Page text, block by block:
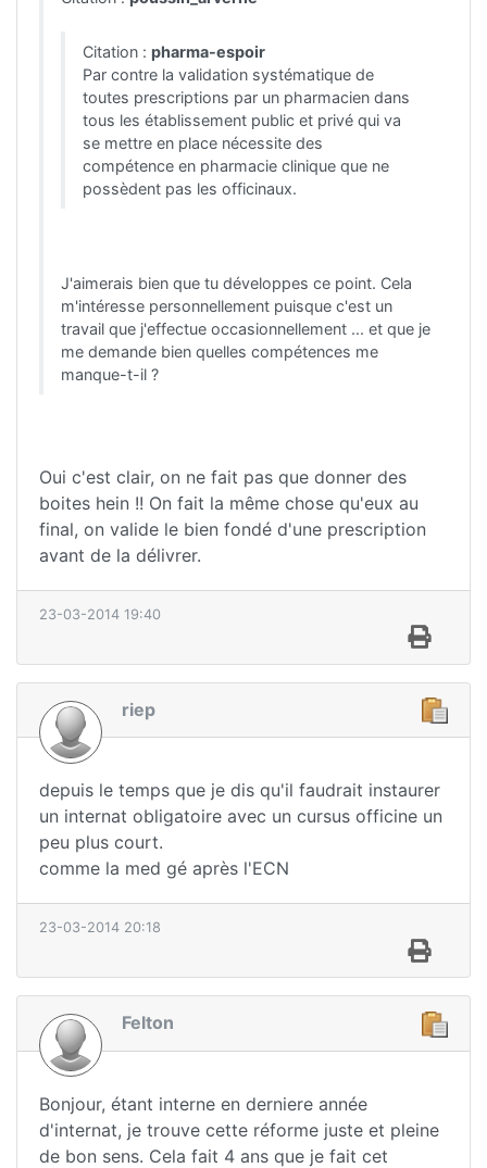
Citation : pharma-espoir
Par contre la validation systématique de
toutes prescriptions par un pharmacien dans
tous les établissement public et privé qui va
se mettre en place nécessite des
compétence en pharmacie clinique que ne
possèdent pas les officinaux.
J'aimerais bien que tu développes ce point. Cela
m'intéresse personnellement puisque c'est un
travail que j'effectue occasionnellement ... et que je
me demande bien quelles compétences me
manque-t-il ?
Oui c'est clair, on ne fait pas que donner des
boites hein !! On fait la même chose qu'eux au
final, on valide le bien fondé d'une prescription
avant de la délivrer.
23-03-2014 19:40
riep
depuis le temps que je dis qu'il faudrait instaurer
un internat obligatoire avec un cursus officine un
peu plus court.
comme la med gé après l'ECN
23-03-2014 20:18
Felton
Bonjour, étant interne en derniere année
d'internat, je trouve cette réforme juste et pleine
de bon sens. Cela fait 4 ans que je fait cet